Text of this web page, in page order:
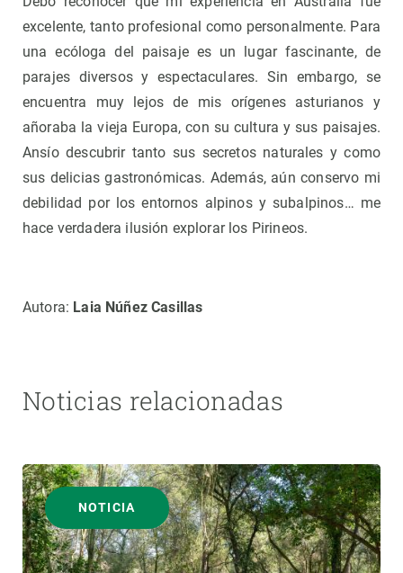
excelente, tanto profesional como personalmente. Para
una ecóloga del paisaje es un lugar fascinante, de
parajes diversos y espectaculares. Sin embargo, se
encuentra muy lejos de mis orígenes asturianos y
añoraba la vieja Europa, con su cultura y sus paisajes.
Ansío descubrir tanto sus secretos naturales y como
sus delicias gastronómicas. Además, aún conservo mi
debilidad por los entornos alpinos y subalpinos… me
hace verdadera ilusión explorar los Pirineos.
Autora: Laia Núñez Casillas
Noticias relacionadas
NOTICIA